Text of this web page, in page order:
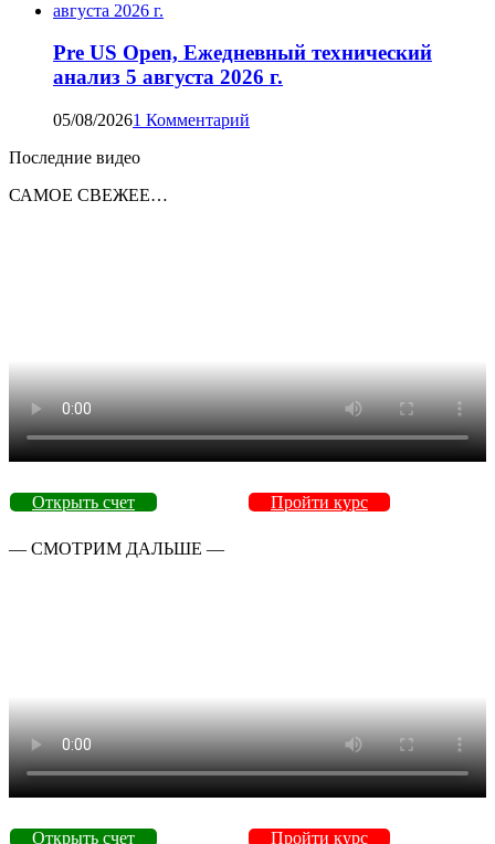
Pre US Open, Ежедневный технический
анализ 5 августа 2026 г.
05/08/20261 Комментарий
Последние видео
САМОЕ СВЕЖЕЕ…
Открыть счет Пройти курс
— СМОТРИМ ДАЛЬШЕ —
Открыть счет Пройти курс